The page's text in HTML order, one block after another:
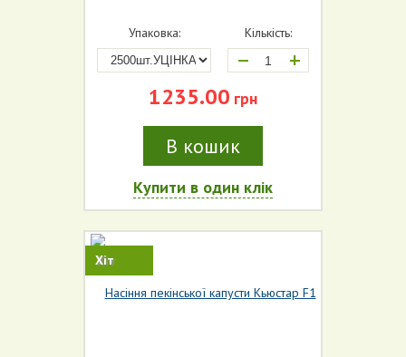
Упаковка: Кількість:
+
1235.00 грн
В кошик
Купити в один клік
Хіт